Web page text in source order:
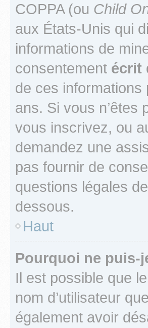
COPPA (ou Child
aux États-Unis qui
informations de
consentement écrit
de ces informations
ans. Si vous n’êtes
vous inscrivez, ou
demandez une
pas fournir de
questions légales
dessous.
Haut
Pourquoi ne puis-
Il est possible que
nom d’utilisateur
également avoir